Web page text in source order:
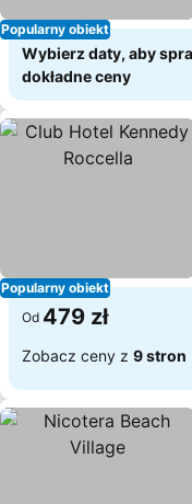
Popularny obiekt
Wybierz daty, aby
dokładne ceny
Popularny obiekt
Od 479 zł
Zobacz ceny z 9 stron